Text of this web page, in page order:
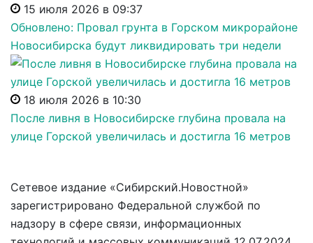
15 июля 2026 в 09:37
Обновлено: Провал грунта в Горском микрорайоне
Новосибирска будут ликвидировать три недели
18 июля 2026 в 10:30
После ливня в Новосибирске глубина провала на
улице Горской увеличилась и достигла 16 метров
Сетевое издание «Сибирский.Новостной»
зарегистрировано Федеральной службой по
надзору в сфере связи, информационных